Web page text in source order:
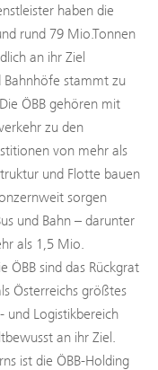
haben die
rund 79 Mio.Tonnen
an ihr Ziel
stammt zu
ÖBB gehören mit
zu den
von mehr als
und Flotte bauen
sorgen
und Bahn – darunter
als 1,5 Mio.
ÖBB sind das Rückgrat
Österreichs größtes
und Logistikbereich
an ihr Ziel.
ist die ÖBB-Holding